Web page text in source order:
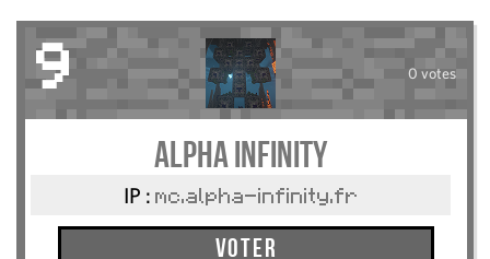
9 0 votes
Alpha Infinity
IP : mc.alpha-infinity.fr
Voter